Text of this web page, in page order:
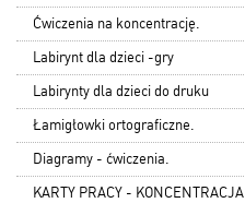
Ćwiczenia na koncentrację.
Labirynt dla dzieci -gry
Labirynty dla dzieci do druku
Łamigłowki ortograficzne.
Diagramy - ćwiczenia.
KARTY PRACY - KONCENTRACJA